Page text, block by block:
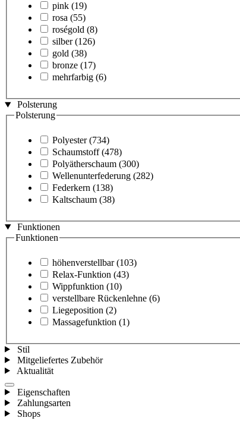
pink (19)
rosa (55)
roségold (8)
silber (126)
gold (38)
bronze (17)
mehrfarbig (6)
Polsterung
Polsterung
Polyester (734)
Schaumstoff (478)
Polyätherschaum (300)
Wellenunterfederung (282)
Federkern (138)
Kaltschaum (38)
Funktionen
Funktionen
höhenverstellbar (103)
Relax-Funktion (43)
Wippfunktion (10)
verstellbare Rückenlehne (6)
Liegeposition (2)
Massagefunktion (1)
Stil
Mitgeliefertes Zubehör
Aktualität
Eigenschaften
Zahlungsarten
Shops